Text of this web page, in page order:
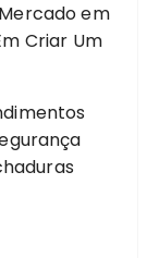
em
Criar Um